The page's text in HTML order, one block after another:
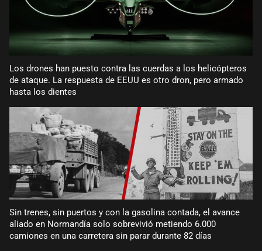
Los drones han puesto contra las cuerdas a los helicópteros
de ataque. La respuesta de EEUU es otro dron, pero armado
hasta los dientes
Sin trenes, sin puertos y con la gasolina contada, el avance
aliado en Normandía solo sobrevivió metiendo 6.000
camiones en una carretera sin parar durante 82 días